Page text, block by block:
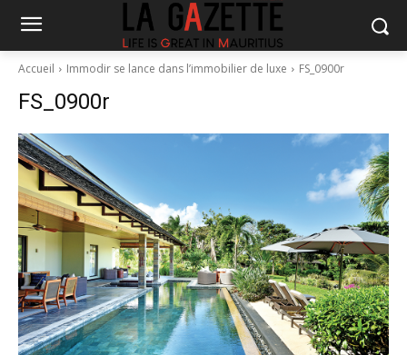
Accueil Immodir se lance dans l’immobilier de luxe FS_0900r
FS_0900r